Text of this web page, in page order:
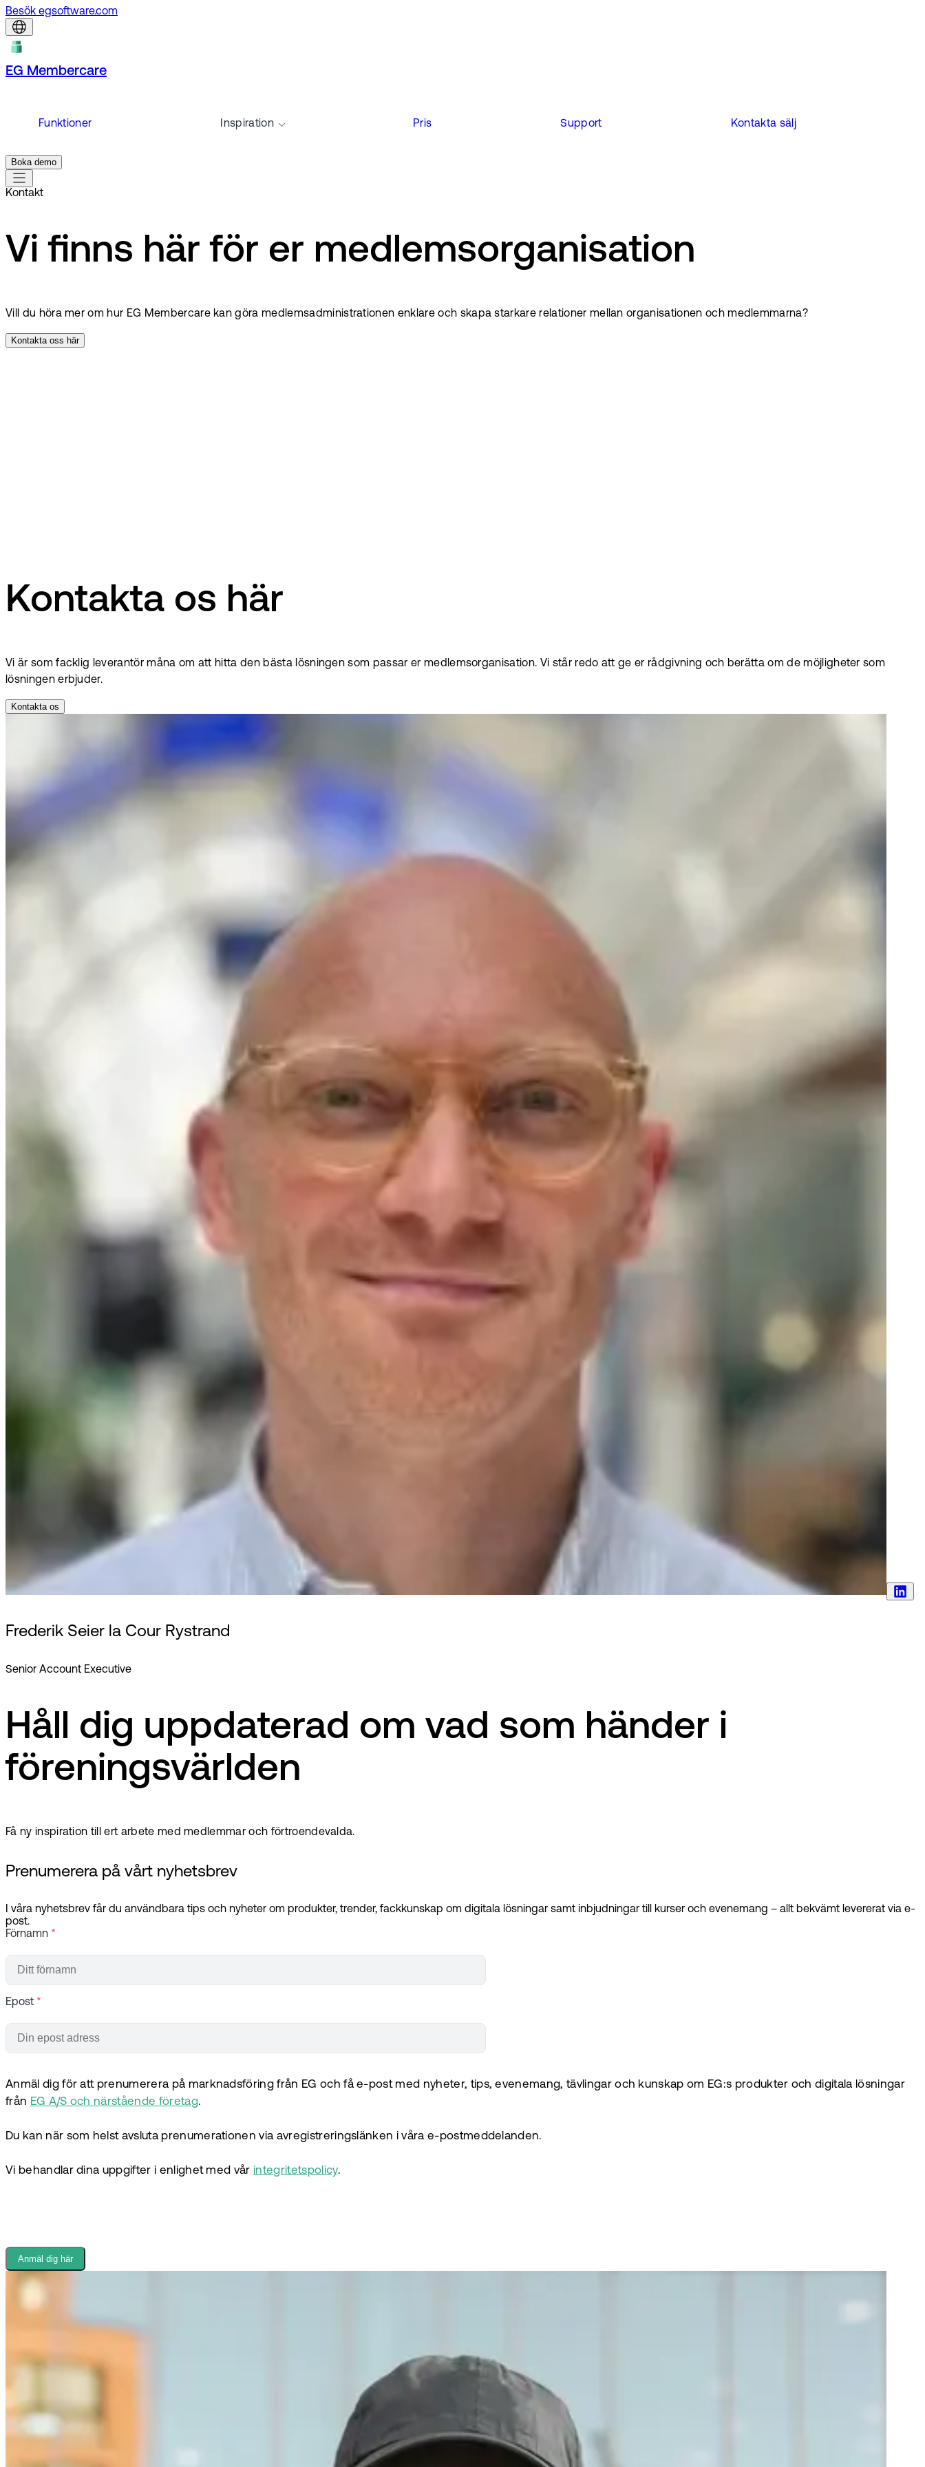
Besök egsoftware.com
EG Membercare
Funktioner Inspiration Pris Support Kontakta sälj
Boka demo
Kontakt
Vi finns här för er medlemsorganisation
Vill du höra mer om hur EG Membercare kan göra medlemsadministrationen enklare och skapa starkare relationer mellan organisationen och medlemmarna?
Kontakta oss här
Kontakta os här
Vi är som facklig leverantör måna om att hitta den bästa lösningen som passar er medlemsorganisation. Vi står redo att ge er rådgivning och berätta om de möjligheter som
lösningen erbjuder.
Kontakta os
Frederik Seier la Cour Rystrand
Senior Account Executive
Håll dig uppdaterad om vad som händer i
föreningsvärlden
Få ny inspiration till ert arbete med medlemmar och förtroendevalda.
Prenumerera på vårt nyhetsbrev
I våra nyhetsbrev får du användbara tips och nyheter om produkter, trender, fackkunskap om digitala lösningar samt inbjudningar till kurser och evenemang – allt bekvämt levererat via e-
post.
Förnamn *
Epost *
Anmäl dig för att prenumerera på marknadsföring från EG och få e-post med nyheter, tips, evenemang, tävlingar och kunskap om EG:s produkter och digitala lösningar
från EG A/S och närstående företag.
Du kan när som helst avsluta prenumerationen via avregistreringslänken i våra e-postmeddelanden.
Vi behandlar dina uppgifter i enlighet med vår integritetspolicy.
Anmäl dig här